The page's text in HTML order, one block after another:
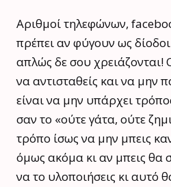
Αριθμοί τηλεφώνων,
πρέπει αν φύγουν ως δίοδοι
απλώς δε σου χρειάζονται!
να αντισταθείς και να μην
είναι να μην υπάρχει
σαν το «ούτε γάτα, ούτε
τρόπο ίσως να μην μπεις
όμως ακόμα κι αν μπεις θα
να το υλοποιήσεις κι αυτό